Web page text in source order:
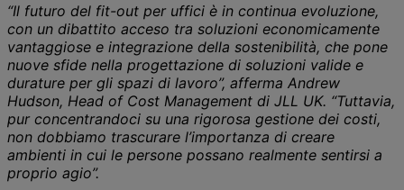
“Il futuro del fit-out per uffici è in continua evoluzione,
con un dibattito acceso tra soluzioni economicamente
vantaggiose e integrazione della sostenibilità, che pone
nuove sfide nella progettazione di soluzioni valide e
durature per gli spazi di lavoro”, afferma Andrew
Hudson, Head of Cost Management di JLL UK. “Tuttavia,
pur concentrandoci su una rigorosa gestione dei costi,
non dobbiamo trascurare l’importanza di creare
ambienti in cui le persone possano realmente sentirsi a
proprio agio”.